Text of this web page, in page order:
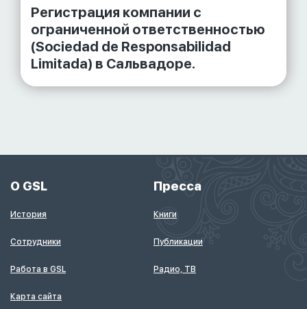
Регистрация компании с
ограниченной ответственностью
(Sociedad de Responsabilidad
Limitada) в Сальвадоре.
О GSL
История
Сотрудники
Работа в GSL
Карта сайта
Пресса
Книги
Публикации
Радио, ТВ